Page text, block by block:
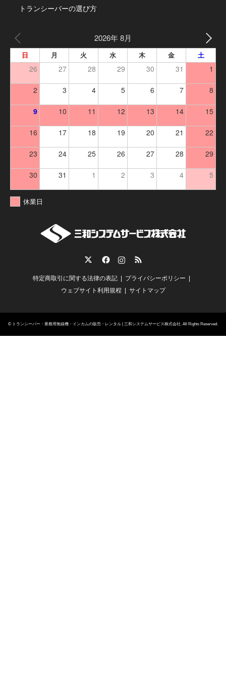
トランシーバーの選び方
2026年 8月
日 月 火 水 木 金 土
26 27 28 29 30 31 1
2 3 4 5 6 7 8
9 10 11 12 13 14 15
16 17 18 19 20 21 22
23 24 25 26 27 28 29
30 31 1 2 3 4 5
休業日
RSS
特定商取引に関する法律の表記
プライバシーポリシー
ウェブサイト利用規程
サイトマップ
© トランシーバー・業務用無線機・インカムの販売・レンタル | 三和システムサービス株式会社 . All Rights Reserved.